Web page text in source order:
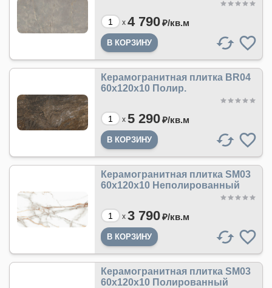
x 4 790₽/кв.м
Керамогранитная плитка BR04
60x120x10 Полир.
x 5 290₽/кв.м
Керамогранитная плитка SM03
60x120x10 Неполированный
x 3 790₽/кв.м
Керамогранитная плитка SM03
60x120x10 Полированный